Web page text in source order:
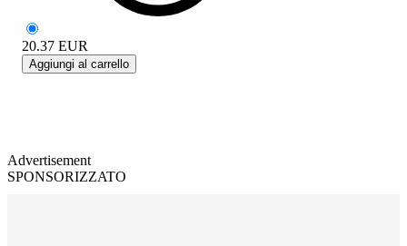
20.37 EUR
Aggiungi al carrello
Advertisement
SPONSORIZZATO